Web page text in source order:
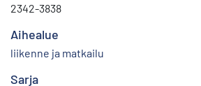
2342-3838
Aihealue
liikenne ja matkailu
Sarja